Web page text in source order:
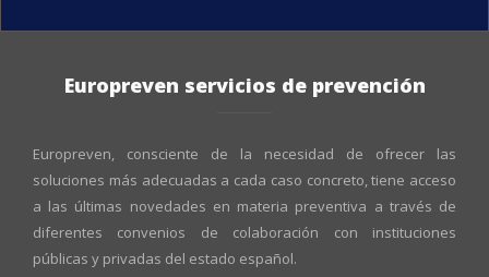
Europreven servicios de prevención
Europreven, consciente de la necesidad de ofrecer las
soluciones más adecuadas a cada caso concreto, tiene acceso
a las últimas novedades en materia preventiva a través de
diferentes convenios de colaboración con instituciones
públicas y privadas del estado español.